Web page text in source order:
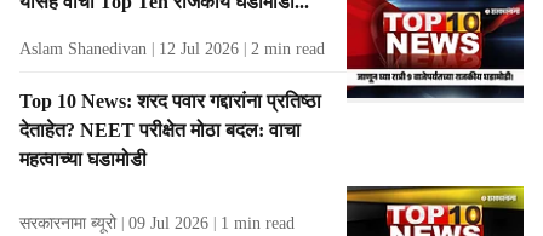
Aslam Shanedivan 12 Jul 2026 2 min read
Top 10 News: शरद पवार गद्दारांना प्रतिष्ठा
देताहेत? NEET परीक्षेत मोठा बदल: वाचा
महत्वाच्या घडामोडी
सरकारनामा ब्यूरो 09 Jul 2026 1 min read